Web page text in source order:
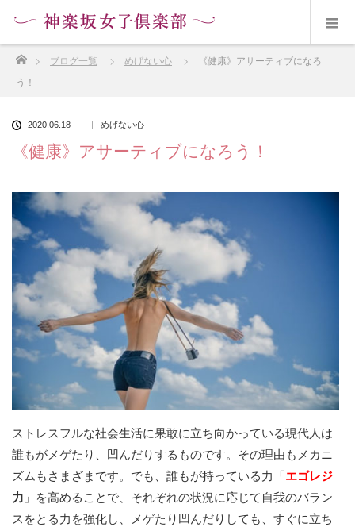
ブログ一覧 めげない心
《健康》アサーティブになろ
う！
2020.06.18 めげない心
《健康》アサーティブになろう！
ストレスフルな社会生活に果敢に立ち向かっている現代人は
誰もがメゲたり、凹んだりするものです。その理由もメカニ
ズムもさまざまです。でも、誰もが持っている力「エゴレジ
力 」を高めることで、それぞれの状況に応じて自我のバラン
スをとる力を強化し、メゲたり凹んだりしても、すぐに立ち